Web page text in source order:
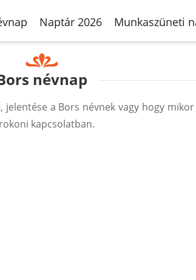
Naptár 2026 Munkaszüneti
névnap
a Bors névnek vagy hogy
kapcsolatban.